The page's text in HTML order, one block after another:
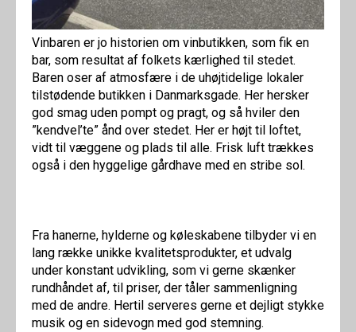
Vinbaren er jo historien om vinbutikken, som fik en
bar, som resultat af folkets kærlighed til stedet.
Baren oser af atmosfære i de uhøjtidelige lokaler
tilstødende butikken i Danmarksgade. Her hersker
god smag uden pompt og pragt, og så hviler den
”kendvel’te” ånd over stedet. Her er højt til loftet,
vidt til væggene og plads til alle. Frisk luft trækkes
også i den hyggelige gårdhave med en stribe sol.
Fra hanerne, hylderne og køleskabene tilbyder vi en
lang række unikke kvalitetsprodukter, et udvalg
under konstant udvikling, som vi gerne skænker
rundhåndet af, til priser, der tåler sammenligning
med de andre. Hertil serveres gerne et dejligt stykke
musik og en sidevogn med god stemning.